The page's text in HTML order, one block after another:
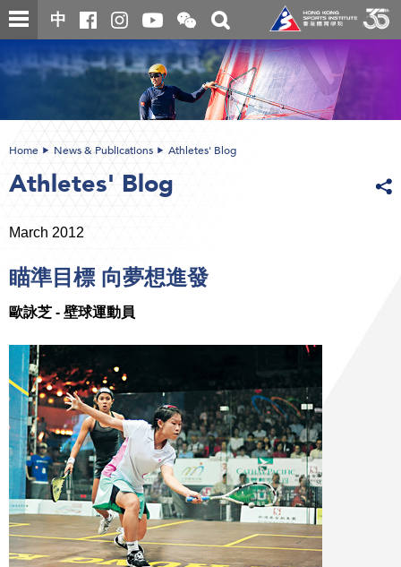
Skip
to
content
中
Open
and
close
the
WeChat
QR
code
Toggle
search
box
content
Home News & Publications Athletes' Blog
Athletes' Blog
March 2012
瞄準目標 向夢想進發
歐詠芝 - 壁球運動員